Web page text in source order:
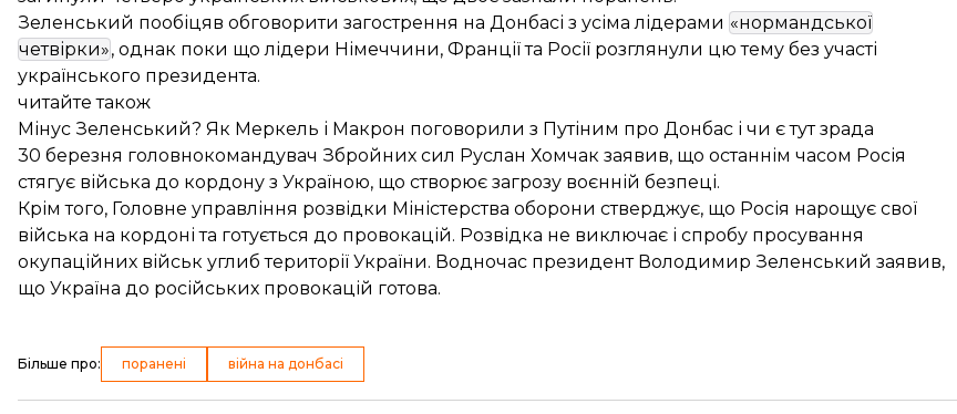
Зеленський пообіцяв обговорити загострення на Донбасі з усіма лідерами «нормандської
четвірки», однак поки що лідери Німеччини, Франції та Росії розглянули цю тему без участі
українського президента.
читайте також
Мінус Зеленський? Як Меркель і Макрон поговорили з Путіним про Донбас і чи є тут зрада
30 березня головнокомандувач Збройних сил Руслан Хомчак заявив, що останнім часом Росія
стягує війська до кордону з Україною, що створює загрозу воєнній безпеці.
Крім того, Головне управління розвідки Міністерства оборони стверджує, що Росія нарощує свої
війська на кордоні та готується до провокацій. Розвідка не виключає і спробу просування
окупаційних військ углиб території України. Водночас президент Володимир Зеленський заявив,
що Україна до російських провокацій готова.
Більше про: поранені війна на донбасі